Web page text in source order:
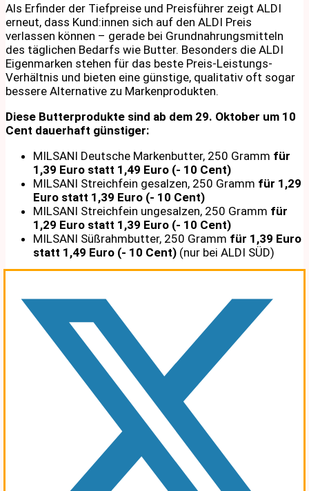
Als Erfinder der Tiefpreise und Preisführer zeigt ALDI
erneut, dass Kund:innen sich auf den ALDI Preis
verlassen können – gerade bei Grundnahrungsmitteln
des täglichen Bedarfs wie Butter. Besonders die ALDI
Eigenmarken stehen für das beste Preis-Leistungs-
Verhältnis und bieten eine günstige, qualitativ oft sogar
bessere Alternative zu Markenprodukten.
Diese Butterprodukte sind ab dem 29. Oktober um 10
Cent dauerhaft günstiger:
MILSANI Deutsche Markenbutter, 250 Gramm für
1,39 Euro statt 1,49 Euro (- 10 Cent)
MILSANI Streichfein gesalzen, 250 Gramm für 1,29
Euro statt 1,39 Euro (- 10 Cent)
MILSANI Streichfein ungesalzen, 250 Gramm für
1,29 Euro statt 1,39 Euro (- 10 Cent)
MILSANI Süßrahmbutter, 250 Gramm für 1,39 Euro
statt 1,49 Euro (- 10 Cent) (nur bei ALDI SÜD)